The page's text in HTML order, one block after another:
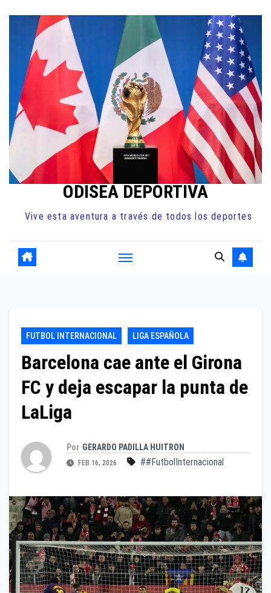
contenido
ODISEA DEPORTIVA
Vive esta aventura a través de todos los deportes
FUTBOL INTERNACIONAL LIGA ESPAÑOLA
Barcelona cae ante el Girona
FC y deja escapar la punta de
LaLiga
Por GERARDO PADILLA HUITRON
FEB 16, 2026 ##FutbolInternacional